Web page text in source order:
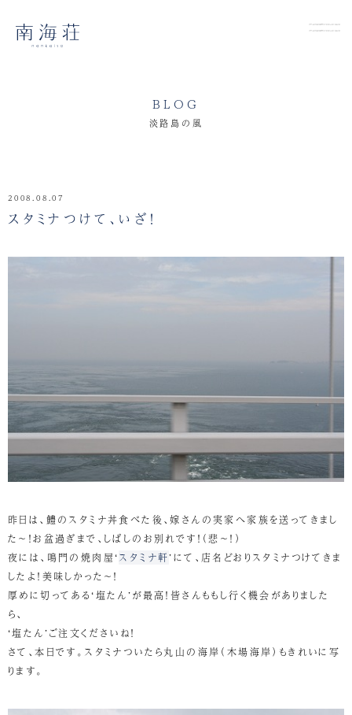
BLOG
淡路島の風
2008.08.07
スタミナつけて、いざ！
昨日は、鱧のスタミナ丼食べた後、嫁さんの実家へ家族を送ってきまし
た～！お盆過ぎまで、しばしのお別れです！（悲～！）
夜には、鳴門の焼肉屋‘スタミナ軒’にて、店名どおりスタミナつけてきま
したよ！美味しかった～！
厚めに切ってある‘塩たん’が最高！皆さんももし行く機会がありました
ら、
‘塩たん’ご注文くださいね！
さて、本日です。スタミナついたら丸山の海岸（木場海岸）もきれいに写
ります。